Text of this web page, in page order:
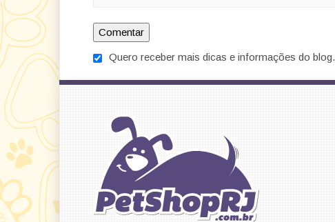
Quero receber mais dicas e informações do blog.